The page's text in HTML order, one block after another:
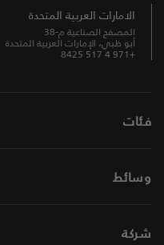
الامارات العربية المتحدة
المصفح الصناعية م-38
أبو ظبي، الإمارات العربية المتحدة
+971 4 517 8425
فئات
وسائط
شركة